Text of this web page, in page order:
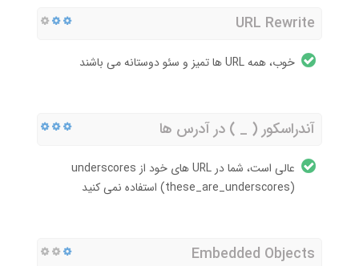
URL Rewrite
خوب، همه URL ها تمیز و سئو دوستانه می باشند
آندراسکور ( _ ) در آدرس ها
عالی است، شما در URL های خود از underscores
(these_are_underscores) استفاده نمی کنید
Embedded Objects